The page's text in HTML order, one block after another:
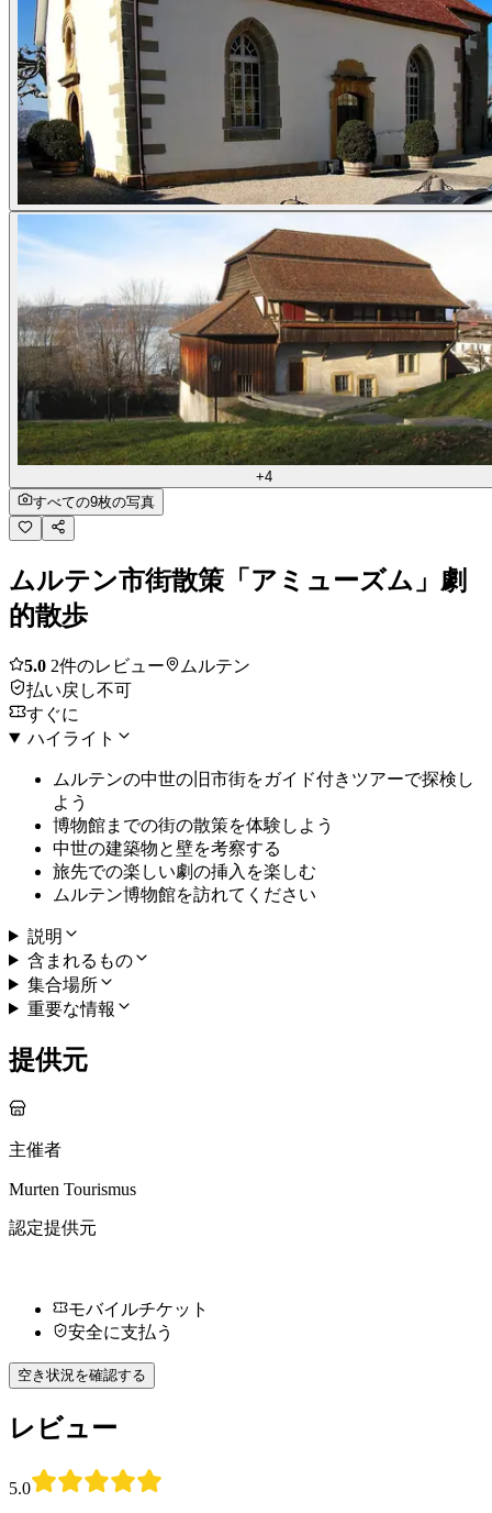
+4
すべての9枚の写真
ムルテン市街散策「アミューズム」劇
的散歩
5.0 2件のレビュー
ムルテン
払い戻し不可
すぐに
ハイライト
ムルテンの中世の旧市街をガイド付きツアーで探検し
よう
博物館までの街の散策を体験しよう
中世の建築物と壁を考察する
旅先での楽しい劇の挿入を楽しむ
ムルテン博物館を訪れてください
説明
含まれるもの
集合場所
重要な情報
提供元
主催者
Murten Tourismus
認定提供元
モバイルチケット
安全に支払う
空き状況を確認する
レビュー
5.0